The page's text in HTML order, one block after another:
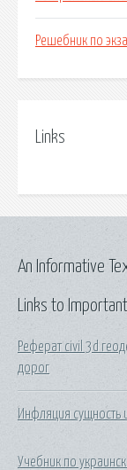
Решебник по
Links
Links to
Реферат civil 3d
дорог
Инфляция сущность
Учебник по
An Informative